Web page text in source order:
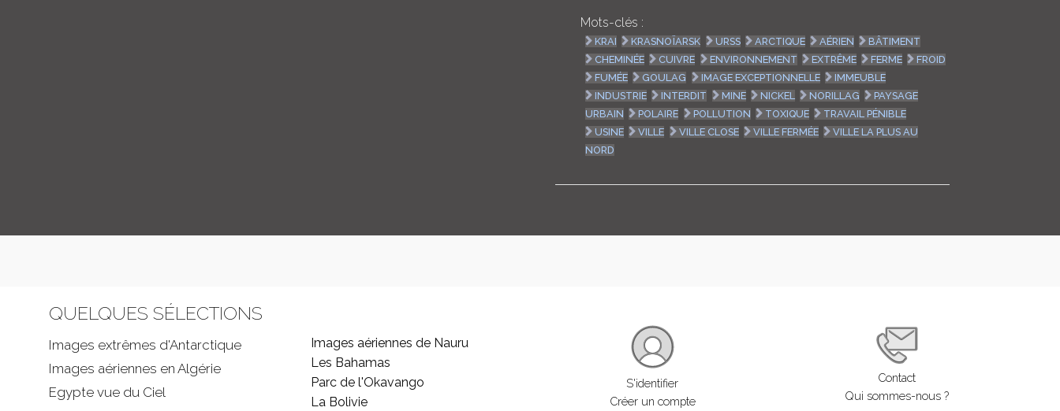
Mots-clés :
KRAI KRASNOÏARSK URSS ARCTIQUE AÉRIEN
BÂTIMENT
CHEMINÉE
CUIVRE ENVIRONNEMENT EXTRÊME FERME
FROID
FUMÉE
GOULAG IMAGE EXCEPTIONNELLE
IMMEUBLE
INDUSTRIE
INTERDIT MINE NICKEL NORILLAG
PAYSAGE
URBAIN
POLAIRE POLLUTION TOXIQUE
TRAVAIL PÉNIBLE
USINE
VILLE VILLE CLOSE VILLE FERMÉE
VILLE LA PLUS AU
NORD
QUELQUES SÉLECTIONS
Images extrêmes d'Antarctique
Images aériennes en Algérie
Egypte vue du Ciel
Images aériennes de Nauru
Les Bahamas
Parc de l'Okavango
La Bolivie
S'identifier
Créer un compte
Contact
Qui sommes-nous ?